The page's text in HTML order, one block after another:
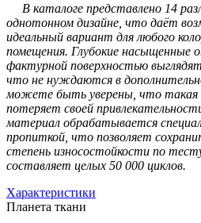
В каталоге представлено 14
однотонном дизайне, что даёт
идеальный вариант для любого
помещения. Глубокие насыщенные
фактурной поверхностью
что не нуждаются в
можете быть уверены, что такая
потеряет своей
материал обрабатывается
пропиткой, что позволяет
степень износостойкости по
составляет целых 50 000 циклов.
Характеристики
Планета ткани